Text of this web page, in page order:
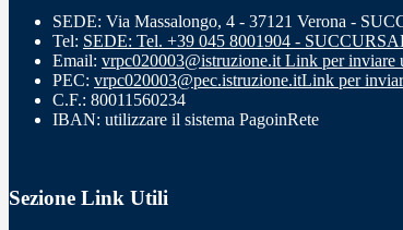
SEDE: Via Massalongo, 4 - 37121 Verona -
Tel: SEDE: Tel. +39 045 8001904 -
Email: vrpc020003@istruzione.it Link per inviare
PEC: vrpc020003@pec.istruzione.itLink per
C.F.: 80011560234
IBAN: utilizzare il sistema PagoinRete
Sezione Link Utili